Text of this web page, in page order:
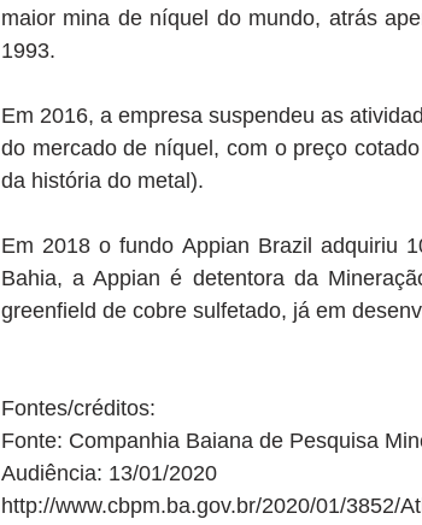
maior mina de níquel do mundo, atrás
1993.
Em 2016, a empresa suspendeu as
do mercado de níquel, com o preço
da história do metal).
Em 2018 o fundo Appian Brazil adquiriu
Bahia, a Appian é detentora da
greenfield de cobre sulfetado, já em
Fontes/créditos:
Fonte: Companhia Baiana de Pesquisa
Audiência: 13/01/2020
http://www.cbpm.ba.gov.br/2020/01/3852/